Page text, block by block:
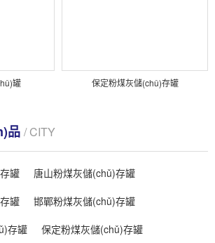
罐 保定粉煤灰儲(chǔ)存罐
品 / CITY
罐
唐山粉煤灰儲(chǔ)存罐
罐
邯鄲粉煤灰儲(chǔ)存罐
存罐
保定粉煤灰儲(chǔ)存罐